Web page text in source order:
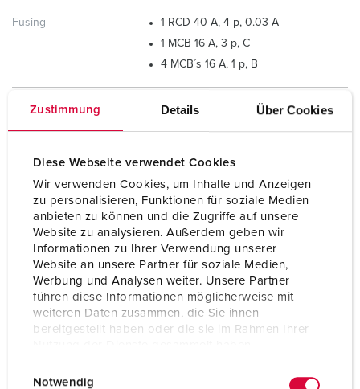
Zustimmung Details Über Cookies
Diese Webseite verwendet Cookies
Wir verwenden Cookies, um Inhalte und Anzeigen
zu personalisieren, Funktionen für soziale Medien
anbieten zu können und die Zugriffe auf unsere
Website zu analysieren. Außerdem geben wir
Informationen zu Ihrer Verwendung unserer
Website an unsere Partner für soziale Medien,
Werbung und Analysen weiter. Unsere Partner
führen diese Informationen möglicherweise mit
weiteren Daten zusammen, die Sie ihnen
bereitgestellt haben oder die sie im Rahmen Ihrer
Notwendig
Fusing
1 RCD 40 A, 4 p, 0.03 A
1 MCB 16 A, 3 p, C
4 MCB´s 16 A, 1 p, B
Pre-fuse max. 32 A
0.95
Connection/feeder
cable
3 m H07RN-F5G4 with CEE-plug 32
A, 5 p, 400 V
Protection type IP44
Enclosure material Solid rubber
Weight 11525 g